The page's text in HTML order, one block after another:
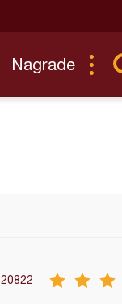
Nagrade
20822